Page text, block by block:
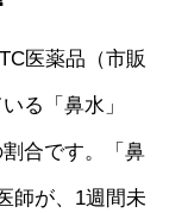
医薬品（市販
る「鼻水」
割合です。「鼻
師が、1週間未